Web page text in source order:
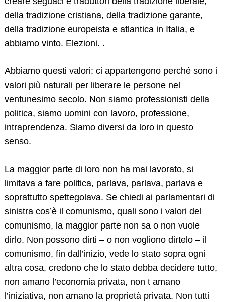
della tradizione cristiana, della tradizione garante,
della tradizione europeista e atlantica in Italia, e
abbiamo vinto. Elezioni. .
Abbiamo questi valori: ci appartengono perché sono i
valori più naturali per liberare le persone nel
ventunesimo secolo. Non siamo professionisti della
politica, siamo uomini con lavoro, professione,
intraprendenza. Siamo diversi da loro in questo
senso.
La maggior parte di loro non ha mai lavorato, si
limitava a fare politica, parlava, parlava, parlava e
soprattutto spettegolava. Se chiedi ai parlamentari di
sinistra cos’è il comunismo, quali sono i valori del
comunismo, la maggior parte non sa o non vuole
dirlo. Non possono dirti – o non vogliono dirtelo – il
comunismo, fin dall’inizio, vede lo stato sopra ogni
altra cosa, credono che lo stato debba decidere tutto,
non amano l’economia privata, non t amano
l’iniziativa, non amano la proprietà privata. Non tutti